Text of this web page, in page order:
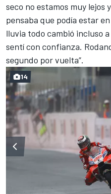
seco no estamos muy lejos
pensaba que podía estar
lluvia todo cambió incluso
sentí con confianza.
segundo por vuelta”.
14